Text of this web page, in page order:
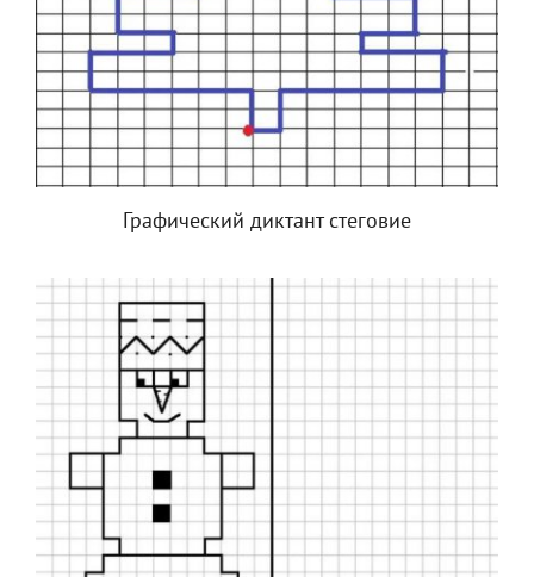
Графический диктант стеговие